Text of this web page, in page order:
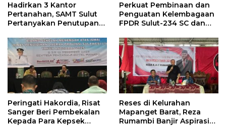
Hadirkan 3 Kantor
Pertanahan, SAMT Sulut
Pertanyakan Penutupan
Anggaran Negara
Perkuat Pembinaan dan
Penguatan Kelembagaan
FPDR Sulut-234 SC dan
Peringati Hakordia, Risat
Sanger Beri Pembekalan
Kepada Para Kepsek
Reses di Kelurahan
Mapanget Barat, Reza
Rumambi Banjir Aspirasi